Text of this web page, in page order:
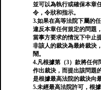
並可以為執行或確保本章
令，令狀和指示。
3.如果在高等法院下屬的
違反本章任何規定的問題
當事方要求的情況下中止
非該人的裁決為最終裁決
鬧。
4.凡根據第（3）款將任
作出裁決，而提出該問題
是根據最高法院的裁決向
5.未經最高法院許可，根